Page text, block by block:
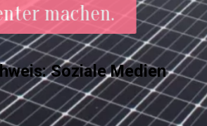
machen.
Soziale Medien